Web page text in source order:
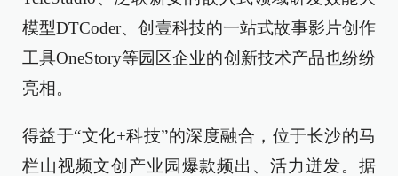
模型DTCoder、创壹科技的一站式故事影片创作
工具OneStory等园区企业的创新技术产品也纷纷
亮相。
得益于“文化+科技”的深度融合，位于长沙的马
栏山视频文创产业园爆款频出、活力迸发。据